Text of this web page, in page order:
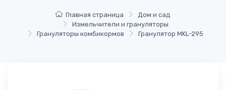
Главная страница
Дом и сад
Измельчители и грануляторы
Грануляторы комбикормов
Гранулятор MKL-295